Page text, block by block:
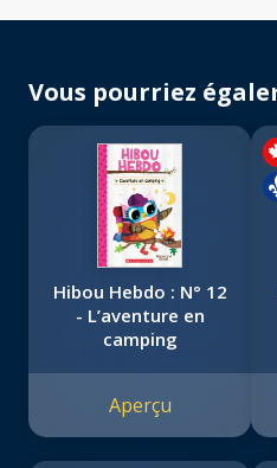
Vous pourriez
Hibou Hebdo : N° 12
- L’aventure en
camping
Aperçu